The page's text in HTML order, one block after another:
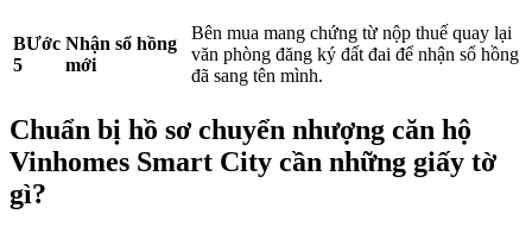
BƯớc
5
Nhận sổ hồng
mới
Bên mua mang chứng từ nộp thuế quay lại
văn phòng đăng ký đất đai để nhận sổ hồng
đã sang tên mình.
Chuẩn bị hồ sơ chuyển nhượng căn hộ
Vinhomes Smart City cần những giấy tờ
gì?